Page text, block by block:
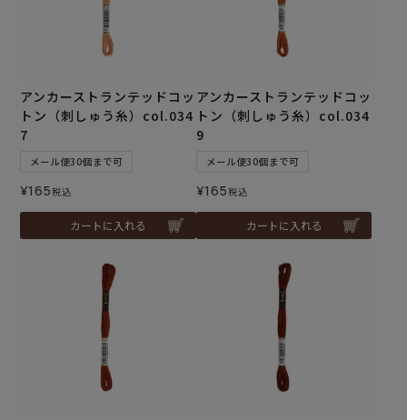
アンカーストランテッドコッ
トン（刺しゅう糸）col.034
7
メール便30個まで可
¥165税込
カートに入れる
アンカーストランテッドコッ
トン（刺しゅう糸）col.034
9
メール便30個まで可
¥165税込
カートに入れる